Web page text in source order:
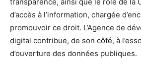
d’accès à l’information, chargée
promouvoir ce droit. L’Agence de
digital contribue, de son côté, à
d’ouverture des données publiques.